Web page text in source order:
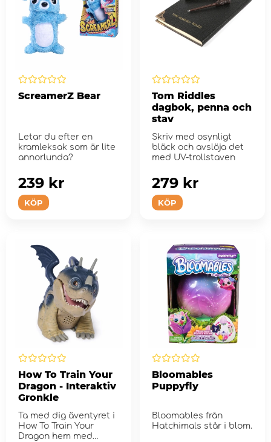
ScreamerZ Bear
Letar du efter en
kramleksak som är lite
annorlunda?
KÖP
239 kr
Tom Riddles
dagbok, penna och
stav
Skriv med osynligt
bläck och avslöja det
med UV-trollstaven
KÖP
279 kr
How To Train Your
Dragon - Interaktiv
Gronkle
Ta med dig äventyret i
How To Train Your
Dragon hem med
Bloomables
Puppyfly
Bloomables från
Hatchimals står i blom.